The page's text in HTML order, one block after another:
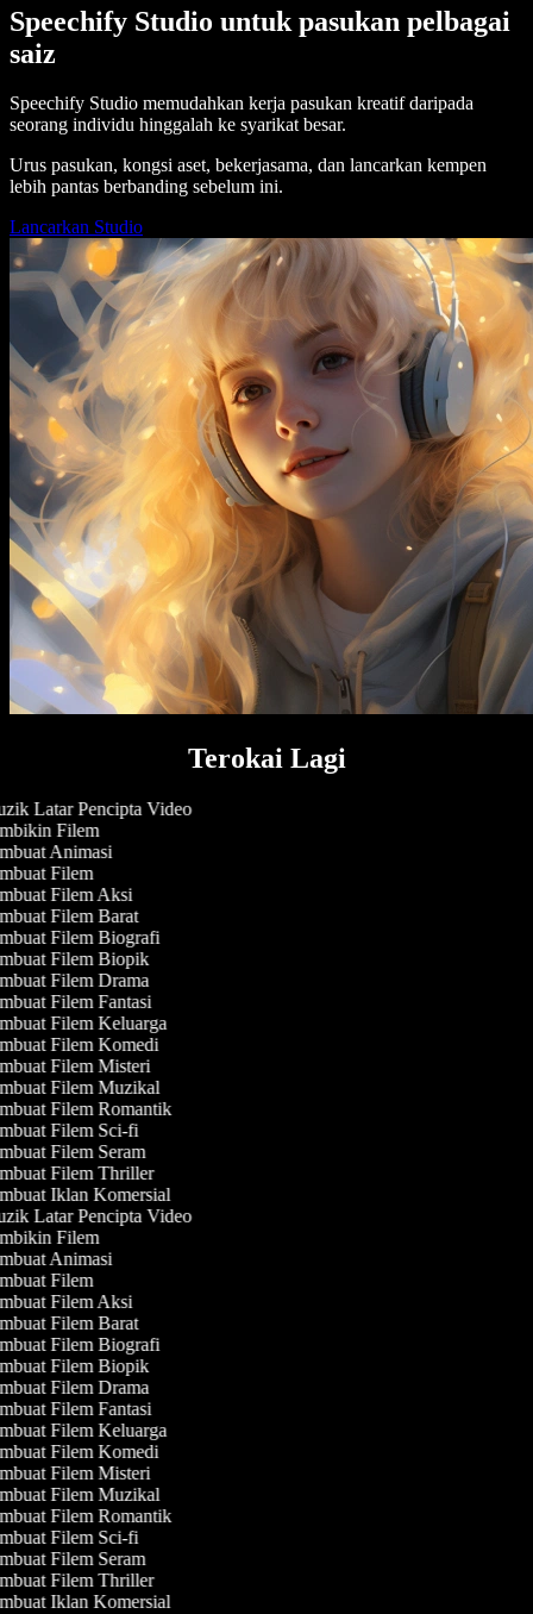
Speechify Studio untuk pasukan pelbagai
saiz
Speechify Studio memudahkan kerja pasukan kreatif daripada
seorang individu hinggalah ke syarikat besar.
Urus pasukan, kongsi aset, bekerjasama, dan lancarkan kempen
lebih pantas berbanding sebelum ini.
Lancarkan Studio
Terokai Lagi
Latar Pencipta Video
Filem
Animasi
Filem
Filem Aksi
Filem Barat
Filem Biografi
Filem Biopik
Filem Drama
Filem Fantasi
Filem Keluarga
Filem Komedi
Filem Misteri
Filem Muzikal
Filem Romantik
Filem Sci-fi
Filem Seram
Filem Thriller
Iklan Komersial
Latar Pencipta Video
Filem
Animasi
Filem
Filem Aksi
Filem Barat
Filem Biografi
Filem Biopik
Filem Drama
Filem Fantasi
Filem Keluarga
Filem Komedi
Filem Misteri
Filem Muzikal
Filem Romantik
Filem Sci-fi
Filem Seram
Filem Thriller
Iklan Komersial